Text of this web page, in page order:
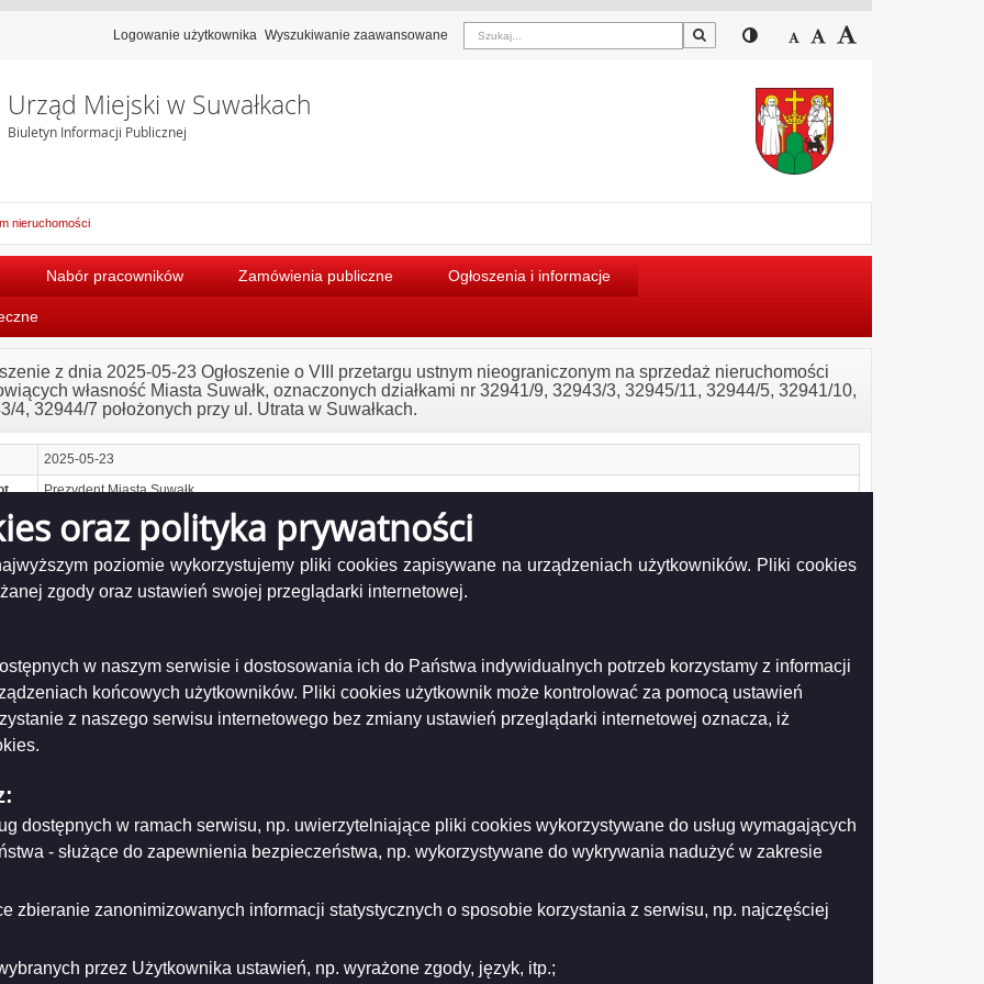
oraz polityka prywatności
poziomie wykorzystujemy pliki cookies zapisywane na urządzeniach użytkowników. Pliki cookies
zgody oraz ustawień swojej przeglądarki internetowej.
w naszym serwisie i dostosowania ich do Państwa indywidualnych potrzeb korzystamy z informacji
końcowych użytkowników. Pliki cookies użytkownik może kontrolować za pomocą ustawień
z naszego serwisu internetowego bez zmiany ustawień przeglądarki internetowej oznacza, iż
dostępnych w ramach serwisu, np. uwierzytelniające pliki cookies wykorzystywane do usług wymagających
- służące do zapewnienia bezpieczeństwa, np. wykorzystywane do wykrywania nadużyć w zakresie
zbieranie zanonimizowanych informacji statystycznych o sposobie korzystania z serwisu, np. najczęściej
przez Użytkownika ustawień, np. wyrażone zgody, język, itp.;
Logowanie użytkownika Wyszukiwanie zaawansowane Szukaj Przełącz pomiędzy
Zmniejsz czcionkę
Domyślny rozmiar
Urząd Miejski w Suwałkach
Biuletyn Informacji Publicznej
nieruchomości
Nabór pracowników Zamówienia publiczne Ogłoszenia i informacje
z dnia 2025-05-23 Ogłoszenie o VIII przetargu ustnym nieograniczonym na sprzedaż nieruchomości
własność Miasta Suwałk, oznaczonych działkami nr 32941/9, 32943/3, 32945/11, 32944/5, 32941/10,
4, 32944/7 położonych przy ul. Utrata w Suwałkach.
2025-05-23
Prezydent Miasta Suwałk
Ogłoszenie o VIII przetargu ustnym nieograniczonym na sprzedaż nieruchomości stanowiących własność Miasta Suwałk, oznaczonych
działkami nr 32941/9, 32943/3, 32945/11, 32944/5, 32941/10, 32943/4, 32944/7 położonych przy ul. Utrata w Suwałkach.
Mapa
ul.
Utrata.
zasadnicza ul. Utrata. ( 1.36 MB )
Podgląd
załącznika
zasadnicza
ul. Utrata.
o VIII przetargu ustnym nieograniczonym, ul. Utrata w Suwałkach. ( 915.21 KB )
Podgląd
załącznika
ustnym
nieograniczonym,
ul.
Suwałkach.
o VIII przetargu ustnym nieograniczonym, ul. Utrata w Suwałkach.
odpowiadający:
2025-05-23
Sandra Gryszkiewicz
2025-05-23
Drukuj do PDF
Drukuj